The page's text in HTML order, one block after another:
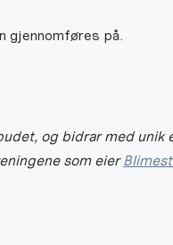
gjennomføres på.
og bidrar med unik
som eier